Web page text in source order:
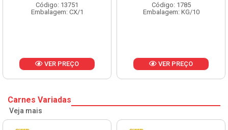
Código: 13751
Embalagem: CX/1
VER PREÇO
Código: 1785
Embalagem: KG/10
VER PREÇO
Carnes Variadas
Veja mais